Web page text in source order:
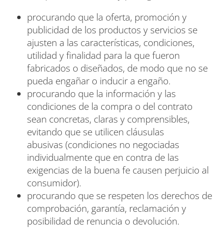
procurando que la oferta, promoción y
publicidad de los productos y servicios se
ajusten a las características, condiciones,
utilidad y finalidad para la que fueron
fabricados o diseñados, de modo que no se
pueda engañar o inducir a engaño.
procurando que la información y las
condiciones de la compra o del contrato
sean concretas, claras y comprensibles,
evitando que se utilicen cláusulas
abusivas (condiciones no negociadas
individualmente que en contra de las
exigencias de la buena fe causen perjuicio al
consumidor).
procurando que se respeten los derechos de
comprobación, garantía, reclamación y
posibilidad de renuncia o devolución.